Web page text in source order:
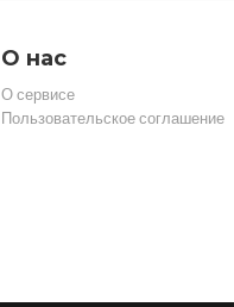
О нас
О сервисе
Пользовательское соглашение